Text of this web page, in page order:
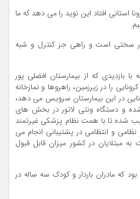
استانی افتاد این نوید را می دهد که ما
سختی است و راهی جز کنترل و شبه
بازدیدی که از بیمارستان افضلی پور
را در زیرزمین، راهروها و نمازخانه
حدود ۴۰۰ تخت کرونایی در این بیمارستان سرویس می دهد،
و دستگاه ونتی لاتور در بخش های
شده تا با همت نظام پزشکی غیرتمند
و انتظامی در پشتیبانی انجام می
مبتلایان در کشور میزان قابل قبول
که مادران باردار و کودک سه ساله در